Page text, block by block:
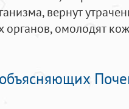
вернут
органов, омолодят